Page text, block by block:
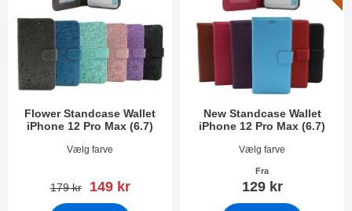
Flower Standcase Wallet
iPhone 12 Pro Max (6.7)
Varenr 42250Vælg farve
pris
179 kr pris
149 kr
New Standcase Wallet
iPhone 12 Pro Max (6.7)
Varenr 38031Vælg farve
Fra
129 kr